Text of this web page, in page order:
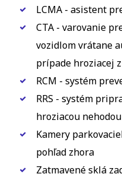
LCMA - asistent
CTA - varovanie
vozidlom vrátane
prípade hroziacej
RCM - systém
RRS - systém
hroziacou nehodou
Kamery
pohľad zhora
Zatmavené sklá